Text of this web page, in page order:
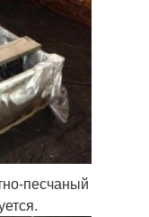
песчаный